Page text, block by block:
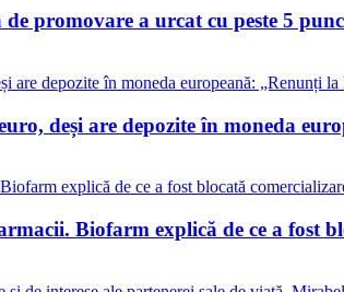
promovare a urcat cu peste 5
deși are depozite în moneda
Biofarm explică de ce a fost